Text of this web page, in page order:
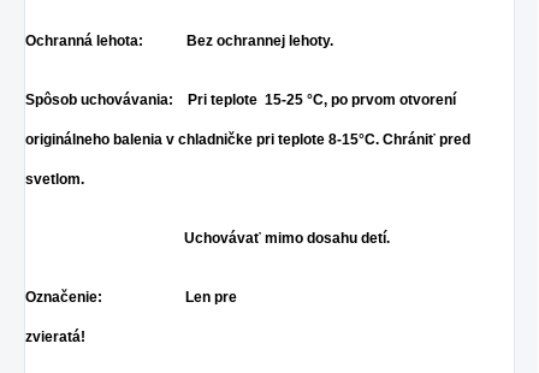
Ochranná lehota: Bez ochrannej lehoty.
Spôsob uchovávania: Pri teplote 15-25 °C, po prvom otvorení
originálneho balenia v chladničke pri teplote 8-15°C. Chrániť pred
svetlom.
Uchovávať mimo dosahu detí.
Označenie: Len pre
zvieratá!